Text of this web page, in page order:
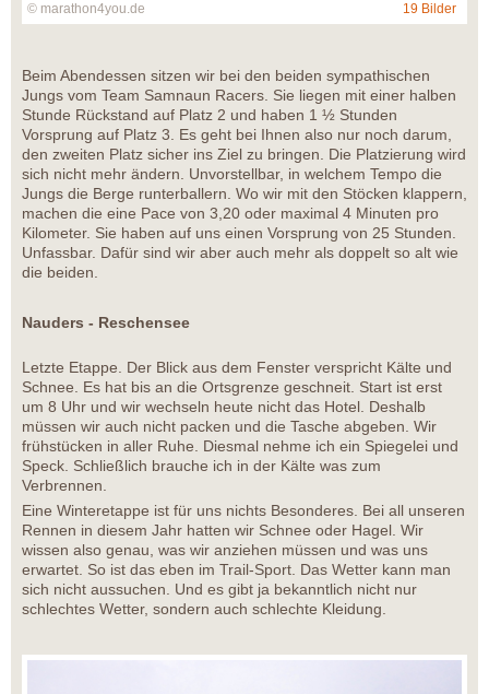
© marathon4you.de 19 Bilder
Beim Abendessen sitzen wir bei den beiden sympathischen
Jungs vom Team Samnaun Racers. Sie liegen mit einer halben
Stunde Rückstand auf Platz 2 und haben 1 ½ Stunden
Vorsprung auf Platz 3. Es geht bei Ihnen also nur noch darum,
den zweiten Platz sicher ins Ziel zu bringen. Die Platzierung wird
sich nicht mehr ändern. Unvorstellbar, in welchem Tempo die
Jungs die Berge runterballern. Wo wir mit den Stöcken klappern,
machen die eine Pace von 3,20 oder maximal 4 Minuten pro
Kilometer. Sie haben auf uns einen Vorsprung von 25 Stunden.
Unfassbar. Dafür sind wir aber auch mehr als doppelt so alt wie
die beiden.
Nauders - Reschensee
Letzte Etappe. Der Blick aus dem Fenster verspricht Kälte und
Schnee. Es hat bis an die Ortsgrenze geschneit. Start ist erst
um 8 Uhr und wir wechseln heute nicht das Hotel. Deshalb
müssen wir auch nicht packen und die Tasche abgeben. Wir
frühstücken in aller Ruhe. Diesmal nehme ich ein Spiegelei und
Speck. Schließlich brauche ich in der Kälte was zum
Verbrennen.
Eine Winteretappe ist für uns nichts Besonderes. Bei all unseren
Rennen in diesem Jahr hatten wir Schnee oder Hagel. Wir
wissen also genau, was wir anziehen müssen und was uns
erwartet. So ist das eben im Trail-Sport. Das Wetter kann man
sich nicht aussuchen. Und es gibt ja bekanntlich nicht nur
schlechtes Wetter, sondern auch schlechte Kleidung.